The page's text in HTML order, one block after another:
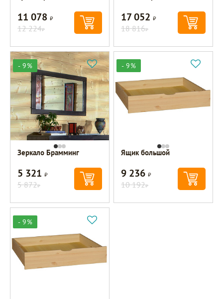
11 078Р
12 224Р
17 052Р
18 816Р
- 9%
Зеркало Брамминг
5 321Р
5 872Р
- 9%
Ящик большой
9 236Р
10 192Р
- 9%